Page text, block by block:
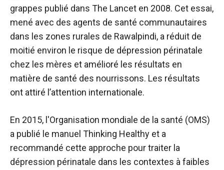
grappes publié dans The Lancet en 2008. Cet essai,
mené avec des agents de santé communautaires
dans les zones rurales de Rawalpindi, a réduit de
moitié environ le risque de dépression périnatale
chez les mères et amélioré les résultats en
matière de santé des nourrissons. Les résultats
ont attiré l’attention internationale.
En 2015, l'Organisation mondiale de la santé (OMS)
a publié le manuel Thinking Healthy et a
recommandé cette approche pour traiter la
dépression périnatale dans les contextes à faibles